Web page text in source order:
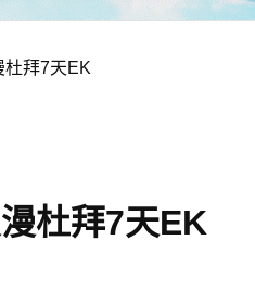
杜拜7天EK
杜拜7天EK